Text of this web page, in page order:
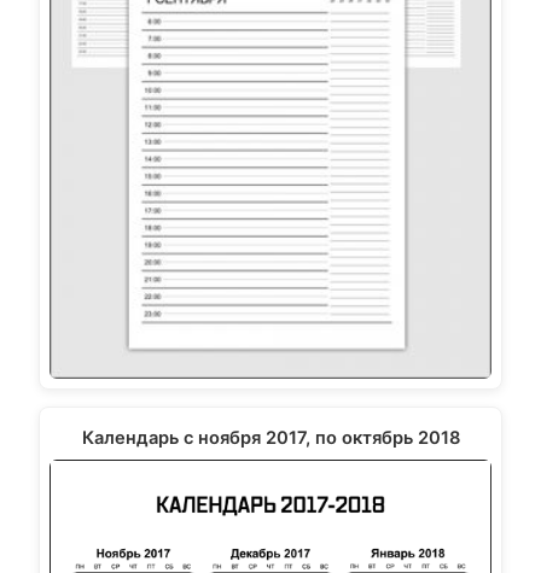
Календарь с ноября 2017, по октябрь 2018